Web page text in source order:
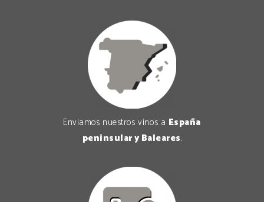
Enviamos nuestros vinos a España
peninsular y Baleares.